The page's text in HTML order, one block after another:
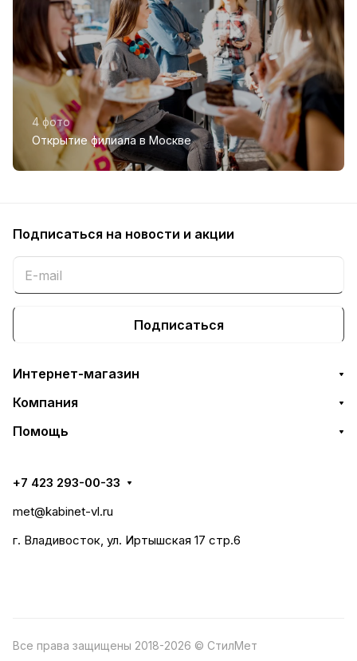
4 фото
Открытие филиала в Москве
Подписаться на новости и акции
Подписаться
Интернет-магазин
Компания
Помощь
+7 423 293-00-33
met@kabinet-vl.ru
г. Владивосток, ул. Иртышская 17 стр.6
Все права защищены 2018-2026 © СтилМет